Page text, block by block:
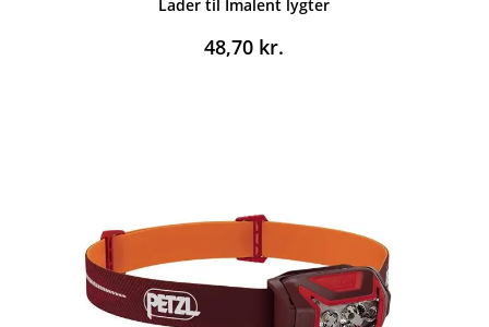
Lader til Imalent lygter
48,70 kr.